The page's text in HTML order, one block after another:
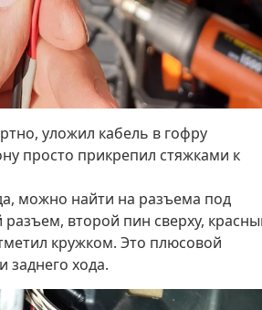
уложил кабель в гофру
просто прикрепил стяжками к
можно найти на разъема под
второй пин сверху,
кружком. Это плюсовой
заднего хода.